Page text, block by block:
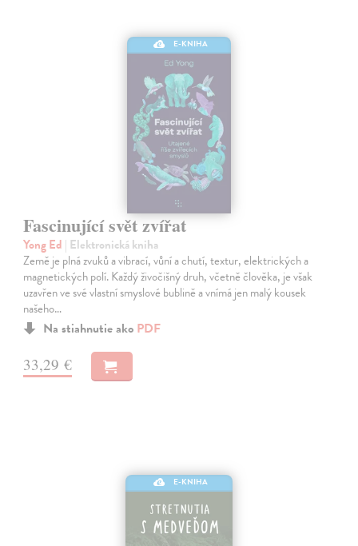
E-KNIHA
Fascinující svět zvířat
Yong Ed | Elektronická kniha
Země je plná zvuků a vibrací, vůní a chutí, textur, elektrických a
magnetických polí. Každý živočišný druh, včetně člověka, je však
uzavřen ve své vlastní smyslové bublině a vnímá jen malý kousek
našeho…
Na stiahnutie ako PDF
33,29 €
E-KNIHA